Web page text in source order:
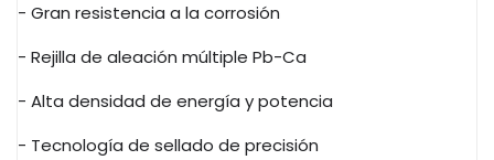
- Gran resistencia a la corrosión
- Rejilla de aleación múltiple Pb-Ca
- Alta densidad de energía y potencia
- Tecnología de sellado de precisión